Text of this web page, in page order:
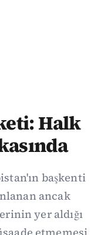
Halk
başkenti
ancak
yer aldığı